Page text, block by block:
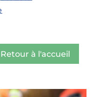
Retour à l'accueil